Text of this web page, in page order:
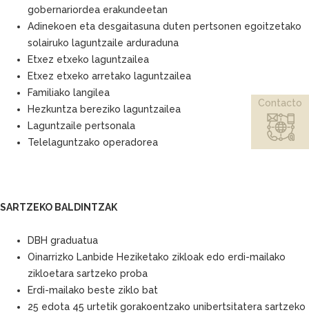
gobernariordea erakundeetan
Adinekoen eta desgaitasuna duten pertsonen egoitzetako
solairuko laguntzaile arduraduna
Etxez etxeko laguntzailea
Etxez etxeko arretako laguntzailea
Familiako langilea
Hezkuntza bereziko laguntzailea
Laguntzaile pertsonala
Telelaguntzako operadorea
SARTZEKO BALDINTZAK
DBH graduatua
Oinarrizko Lanbide Heziketako zikloak edo erdi-mailako
zikloetara sartzeko proba
Erdi-mailako beste ziklo bat
25 edota 45 urtetik gorakoentzako unibertsitatera sartzeko
Contacto